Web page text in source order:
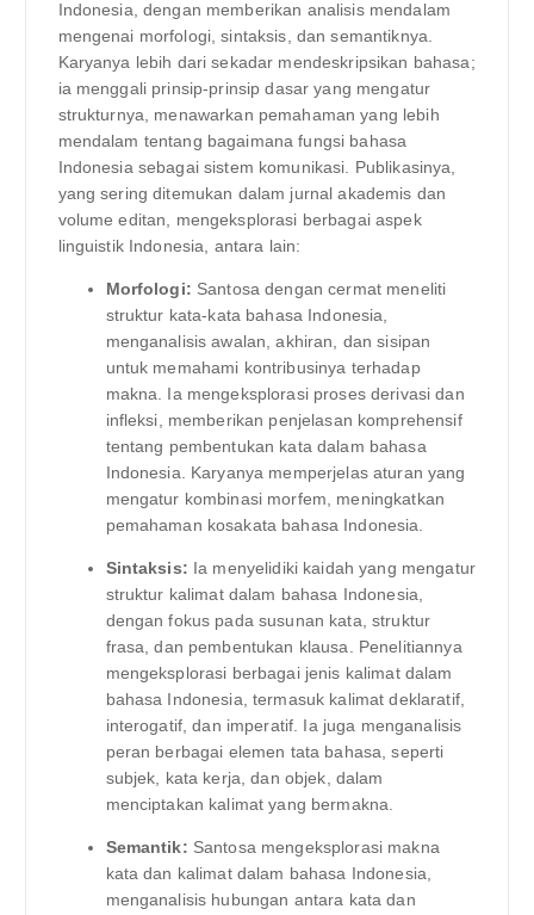
Indonesia, dengan memberikan analisis mendalam
mengenai morfologi, sintaksis, dan semantiknya.
Karyanya lebih dari sekadar mendeskripsikan bahasa;
ia menggali prinsip-prinsip dasar yang mengatur
strukturnya, menawarkan pemahaman yang lebih
mendalam tentang bagaimana fungsi bahasa
Indonesia sebagai sistem komunikasi. Publikasinya,
yang sering ditemukan dalam jurnal akademis dan
volume editan, mengeksplorasi berbagai aspek
linguistik Indonesia, antara lain:
Morfologi: Santosa dengan cermat meneliti
struktur kata-kata bahasa Indonesia,
menganalisis awalan, akhiran, dan sisipan
untuk memahami kontribusinya terhadap
makna. Ia mengeksplorasi proses derivasi dan
infleksi, memberikan penjelasan komprehensif
tentang pembentukan kata dalam bahasa
Indonesia. Karyanya memperjelas aturan yang
mengatur kombinasi morfem, meningkatkan
pemahaman kosakata bahasa Indonesia.
Sintaksis: Ia menyelidiki kaidah yang mengatur
struktur kalimat dalam bahasa Indonesia,
dengan fokus pada susunan kata, struktur
frasa, dan pembentukan klausa. Penelitiannya
mengeksplorasi berbagai jenis kalimat dalam
bahasa Indonesia, termasuk kalimat deklaratif,
interogatif, dan imperatif. Ia juga menganalisis
peran berbagai elemen tata bahasa, seperti
subjek, kata kerja, dan objek, dalam
menciptakan kalimat yang bermakna.
Semantik: Santosa mengeksplorasi makna
kata dan kalimat dalam bahasa Indonesia,
menganalisis hubungan antara kata dan